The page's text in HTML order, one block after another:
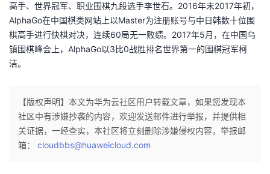
高手、世界冠军、职业围棋九段选手李世石。2016年末2017年初，
AlphaGo在中国棋类网站上以Master为注册账号与中日韩数十位围
棋高手进行快棋对决，连续60局无一败绩。2017年5月，在中国乌
镇围棋峰会上，AlphaGo以3比0战胜排名世界第一的围棋冠军柯
洁。
【版权声明】本文为华为云社区用户转载文章，如果您发现本
社区中有涉嫌抄袭的内容，欢迎发送邮件进行举报，并提供相
关证据，一经查实，本社区将立刻删除涉嫌侵权内容，举报邮
箱： cloudbbs@huaweicloud.com